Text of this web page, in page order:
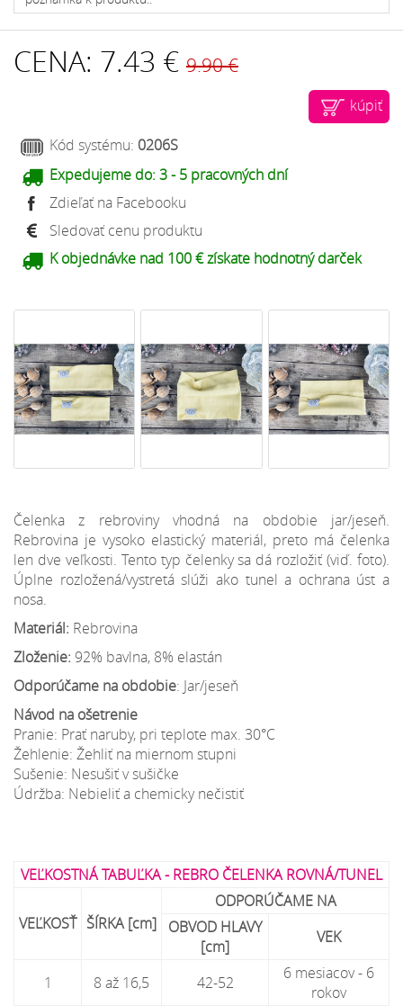
CENA: 7.43 € 9.90 €
kúpiť
Kód systému: 0206S
Expedujeme do: 3 - 5 pracovných dní
Zdieľať na Facebooku
Sledovať cenu produktu
K objednávke nad 100 € získate hodnotný darček
Čelenka z rebroviny vhodná na obdobie jar/jeseň.
Rebrovina je vysoko elastický materiál, preto má čelenka
len dve veľkosti. Tento typ čelenky sa dá rozložiť (viď. foto).
Úplne rozložená/vystretá slúži ako tunel a ochrana úst a
nosa.
Materiál: Rebrovina
Zloženie: 92% bavlna, 8% elastán
Odporúčame na obdobie: Jar/jeseň
Návod na ošetrenie
Pranie: Prať naruby, pri teplote max. 30°C
Žehlenie: Žehliť na miernom stupni
Sušenie: Nesušiť v sušičke
Údržba: Nebieliť a chemicky nečistiť
VEĽKOSTNÁ TABUĽKA - REBRO ČELENKA ROVNÁ/TUNEL
VEĽKOSŤ ŠÍRKA [cm]
ODPORÚČAME NA
OBVOD HLAVY
[cm]
VEK
1 8 až 16,5 42-52
6 mesiacov - 6
rokov